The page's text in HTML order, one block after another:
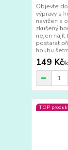
Objevte
výpravy s
navržen s
zkušený
nejen najít
postarat
houbu
149 Kč/
TOP